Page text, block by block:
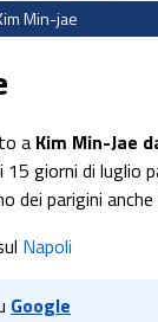
Min-jae
a Kim Min-Jae
giorni di luglio
dei parigini
Napoli
Google